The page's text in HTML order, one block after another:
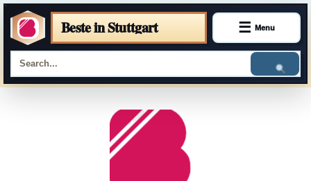
Beste in Stuttgart ☰ Menu